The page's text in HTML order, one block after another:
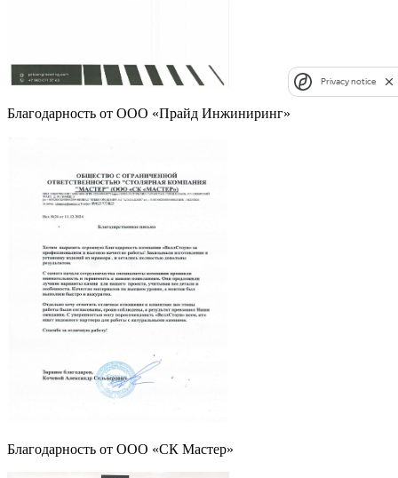
Благодарность от ООО «Прайд Инжиниринг»
Благодарность от ООО «СК Мастер»
Privacy notice